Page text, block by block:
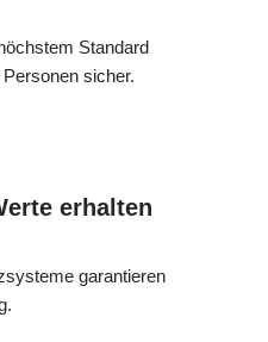
Standard
sicher.
erhalten
garantieren